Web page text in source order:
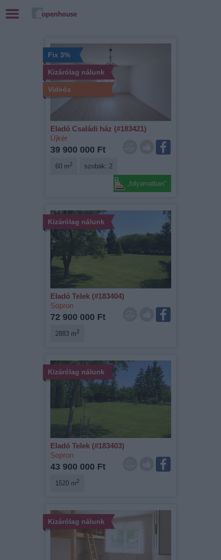
Fix 3%
Kizárólag nálunk
Videós
Eladó Családi ház (#183421)
Újkér
39 900 000 Ft
60 m2 szobák: 2
„folyamatban“
Kizárólag nálunk
Eladó Telek (#183404)
Sopron
72 900 000 Ft
2883 m2
Kizárólag nálunk
Eladó Telek (#183403)
Sopron
43 900 000 Ft
1520 m2
Kizárólag nálunk